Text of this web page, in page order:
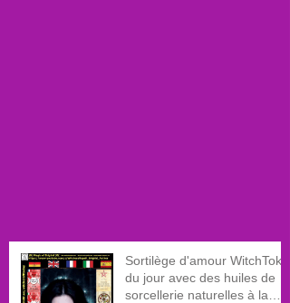
Sortilège d'amour WitchTok
du jour avec des huiles de
sorcellerie naturelles à la